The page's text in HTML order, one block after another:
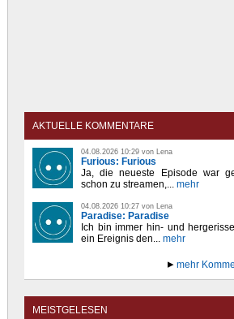
AKTUELLE KOMMENTARE
04.08.2026 10:29 von Lena
Furious: Furious
Ja, die neueste Episode war
schon zu streamen,... mehr
04.08.2026 10:27 von Lena
Paradise: Paradise
Ich bin immer hin- und
ein Ereignis den... mehr
mehr
MEISTGELESEN